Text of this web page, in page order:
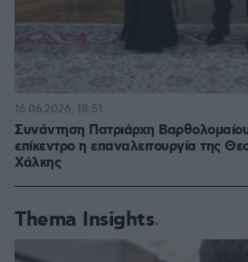
Συνάντηση Πατριάρχη
επίκεντρο η επαναλειτουργία της
Χάλκης
16.06.2026, 18:51
Thema Insights